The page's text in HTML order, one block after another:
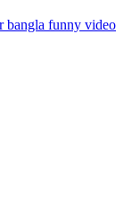
bangla funny video